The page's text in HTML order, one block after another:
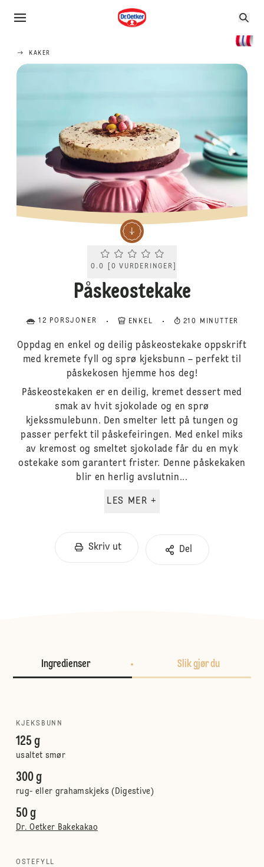
KAKER
Current rating 0.0. Click to rate.
0.0 0 VURDERINGER
Påskeostekake
12 PORSJONER ENKEL 210 MINUTTER
Oppdag en enkel og deilig påskeostekake oppskrift
med kremete fyll og sprø kjeksbunn – perfekt til
påskekosen hjemme hos deg!
Påskeostekaken er en deilig, kremet dessert med
smak av hvit sjokolade og en sprø
kjekssmulebunn. Den smelter lett på tungen og
passer perfekt til påskefeiringen. Med enkel miks
av kremost og smeltet sjokolade får du en myk
ostekake som garantert frister. Denne påskekaken
blir en herlig avslutnin...
LES MER +
Skriv ut Del
Ingredienser Slik gjør du
KJEKSBUNN
125 g
usaltet smør
300 g
rug- eller grahamskjeks (Digestive)
50 g
Dr. Oetker Bakekakao
OSTEFYLL